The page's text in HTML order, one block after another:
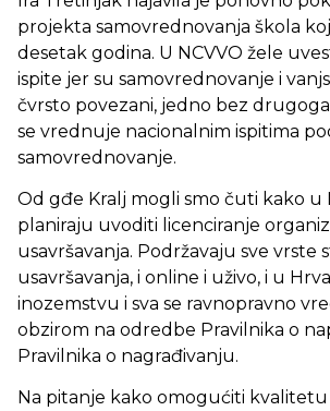
projekta samovrednovanja škola
desetak godina. U NCVVO žele
ispite jer su samovrednovanje i
čvrsto povezani, jedno bez
se vrednuje nacionalnim ispitima
samovrednovanje.
Od gđe Kralj mogli smo čuti kako u
planiraju uvoditi licenciranje
usavršavanja. Podržavaju sve vrste
usavršavanja, i online i uživo, i u
inozemstvu i sva se ravnopravno
obzirom na odredbe Pravilnika o
Pravilnika o nagrađivanju.
Na pitanje kako omogućiti